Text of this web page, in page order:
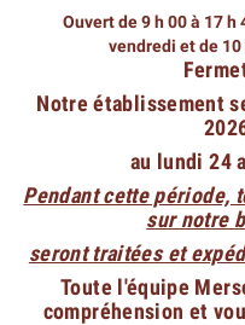
Ouvert de 9 h 00 à 17
vendredi et de 10
Notre établissement
au lundi 24
Pendant cette période,
sur notre
seront traitées et
Toute l'équipe
compréhension et